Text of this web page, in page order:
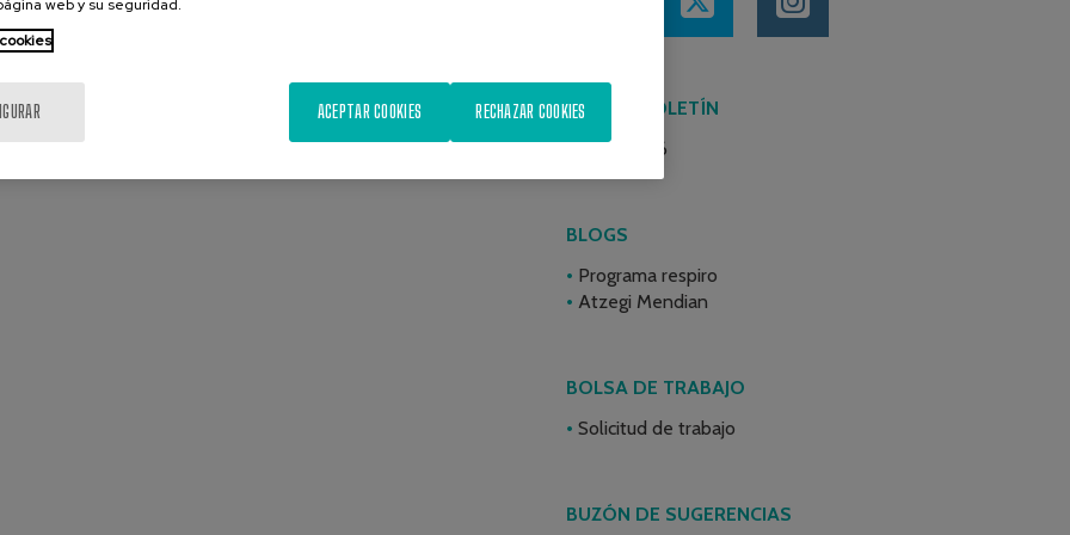
ÚLTIMO BOLETÍN
Junio 2026
BLOGS
Programa respiro
Atzegi Mendian
BOLSA DE TRABAJO
Solicitud de trabajo
BUZÓN DE SUGERENCIAS
web y su seguridad.
RECHAZAR COOKIES
ACEPTAR COOKIES